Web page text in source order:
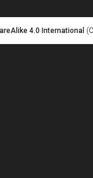
4.0 International